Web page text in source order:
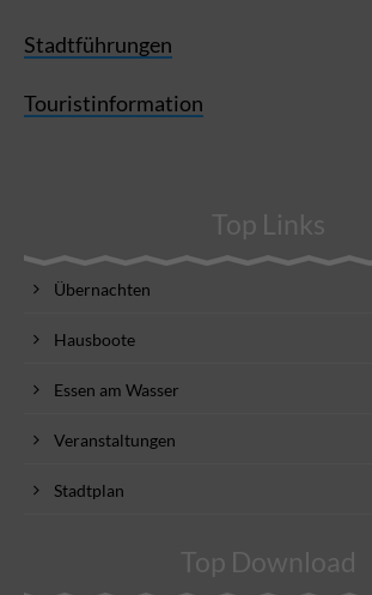
Stadtführungen
Touristinformation
Top Links
Übernachten
Hausboote
Essen am Wasser
Veranstaltungen
Stadtplan
Top Download